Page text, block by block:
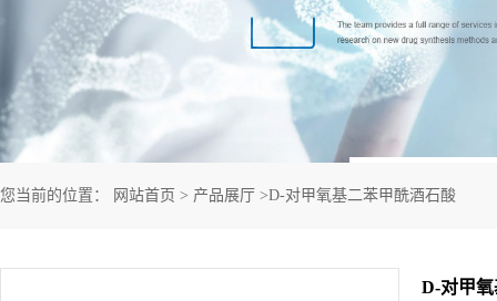
您当前的位置： 网站首页 > 产品展厅 >D-对甲氧基二苯甲酰酒石酸
D-对甲